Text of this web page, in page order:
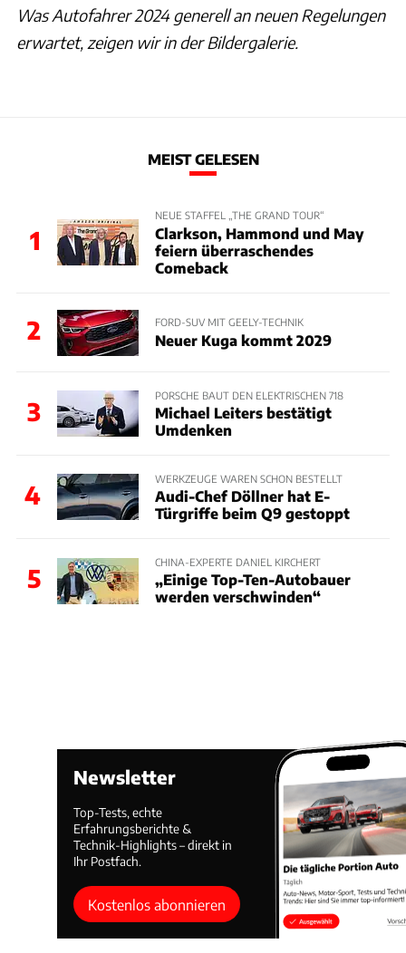
Was Autofahrer 2024 generell an neuen Regelungen
erwartet, zeigen wir in der Bildergalerie.
MEIST GELESEN
1
NEUE STAFFEL „THE GRAND TOUR“
Clarkson, Hammond und May
feiern überraschendes
Comeback
2 FORD-SUV MIT GEELY-TECHNIK
Neuer Kuga kommt 2029
3
PORSCHE BAUT DEN ELEKTRISCHEN 718
Michael Leiters bestätigt
Umdenken
4
WERKZEUGE WAREN SCHON BESTELLT
Audi-Chef Döllner hat E-
Türgriffe beim Q9 gestoppt
5
CHINA-EXPERTE DANIEL KIRCHERT
„Einige Top-Ten-Autobauer
werden verschwinden“
Newsletter
Top-Tests, echte
Erfahrungsberichte &
Technik-Highlights – direkt in
Ihr Postfach.
Kostenlos abonnieren